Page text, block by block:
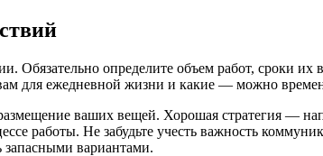
Обязательно определите объем работ, сроки
для ежедневной жизни и какие — можно
ваших вещей. Хорошая стратегия —
работы. Не забудьте учесть важность
запасными вариантами.